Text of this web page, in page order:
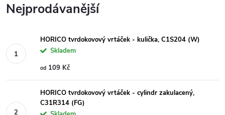
Nejprodávanější
HORICO tvrdokovový vrtáček - kulička, C1S204 (W)
Skladem
od 109 Kč
HORICO tvrdokovový vrtáček - cylindr zakulacený,
C31R314 (FG)